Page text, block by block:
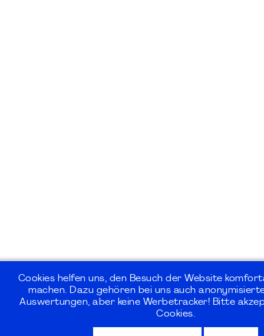
Cookies helfen uns, den Besuch der Website
machen. Dazu gehören bei uns auch
Auswertungen, aber keine Werbetracker! Bitte
Cookies.